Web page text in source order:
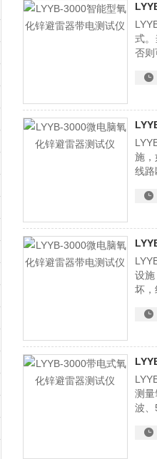
式。
否则
施，
线路
设施
坏，
测量
波、
波